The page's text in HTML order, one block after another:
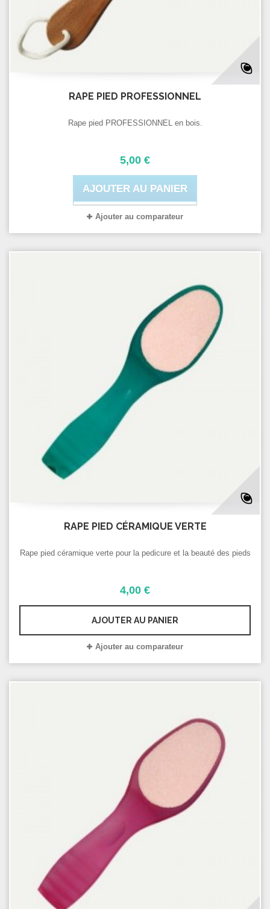
RAPE PIED PROFESSIONNEL
Rape pied PROFESSIONNEL en bois.
5,00 €
AJOUTER AU PANIER
Ajouter au comparateur
RAPE PIED CÉRAMIQUE VERTE
Rape pied céramique verte pour la pedicure et la beauté des pieds
4,00 €
AJOUTER AU PANIER
Ajouter au comparateur